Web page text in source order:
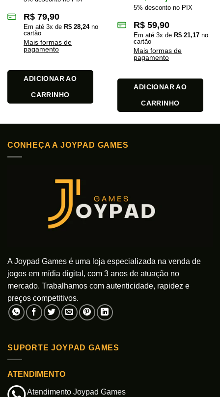
R$ 79,90
Em até 3x de R$ 28,24no
cartão
Mais formas de
pagamento
ADICIONAR AO
CARRINHO
5% desconto no PIX
R$ 59,90
Em até 3x de R$ 21,17 no
cartão
Mais formas de
pagamento
ADICIONAR AO
CARRINHO
CONHEÇA A JOYPAD GAMES
A Joypad Games é uma loja especializada na venda de
jogos em mídia digital, com 3 anos de atuação no
mercado. Trabalhamos com autenticidade, rapidez e
preços competitivos.
SUPORTE JOYPAD GAMES
ATENDIMENTO
Atendimento Joypad Games